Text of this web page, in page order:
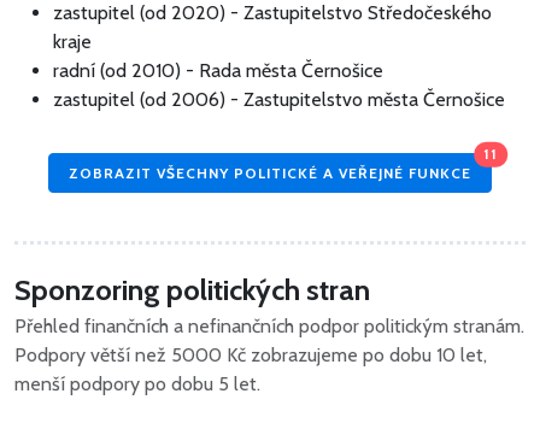
zastupitel (od 2020) - Zastupitelstvo Středočeského
kraje
radní (od 2010) - Rada města Černošice
zastupitel (od 2006) - Zastupitelstvo města Černošice
ZOBRAZIT VŠECHNY POLITICKÉ A VEŘEJNÉ FUNKCE
11
Sponzoring politických stran
Přehled finančních a nefinančních podpor politickým stranám.
Podpory větší než 5000 Kč zobrazujeme po dobu 10 let,
menší podpory po dobu 5 let.